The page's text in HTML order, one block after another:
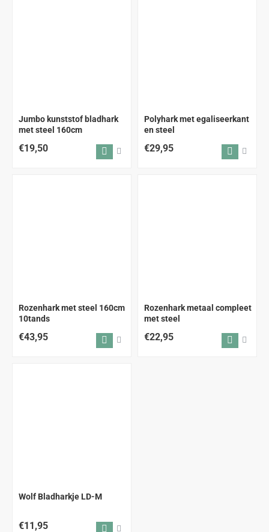
ALLEEN AFHALEN
Jumbo kunststof bladhark
met steel 160cm
€19,50 ALLEEN AFHALEN
Polyhark met egaliseerkant
en steel
€29,95
ALLEEN AFHALEN
Rozenhark met steel 160cm
10tands
€43,95 ALLEEN AFHALEN
Rozenhark metaal compleet
met steel
€22,95
Wolf Bladharkje LD-M
€11,95